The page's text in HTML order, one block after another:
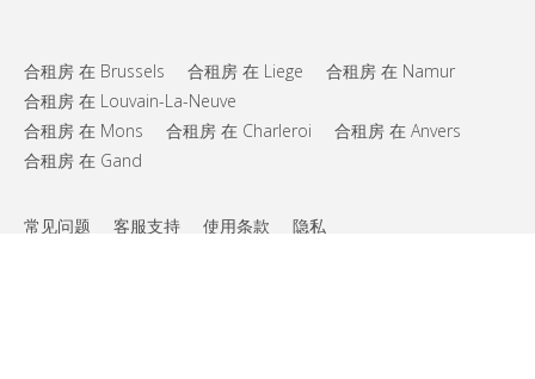
合租房 在 Brussels 合租房 在 Liege
合租房 在 Namur
合租房 在 Louvain-La-Neuve
合租房 在 Mons
合租房 在 Charleroi
合租房 在 Anvers
合租房 在 Gand
常见问题 客服支持 使用条款 隐私